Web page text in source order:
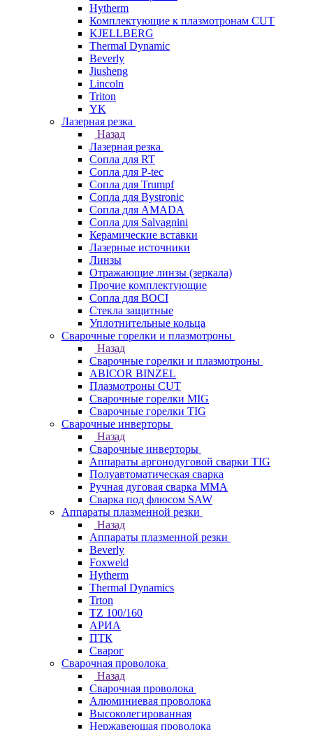
Hytherm
Комплектующие к плазмотронам CUT
KJELLBERG
Thermal Dynamic
Beverly
Jiusheng
Lincoln
Triton
YK
Лазерная резка
Назад
Лазерная резка
Сопла для RT
Сопла для P-tec
Сопла для Trumpf
Сопла для Bystronic
Сопла для AMADA
Сопла для Salvagnini
Керамические вставки
Лазерные источники
Линзы
Отражающие линзы (зеркала)
Прочие комплектующие
Сопла для BOCI
Стекла защитные
Уплотнительные кольца
Сварочные горелки и плазмотроны
Назад
Сварочные горелки и плазмотроны
ABICOR BINZEL
Плазмотроны CUT
Сварочные горелки MIG
Сварочные горелки TIG
Сварочные инверторы
Назад
Сварочные инверторы
Аппараты аргонодуговой сварки TIG
Полуавтоматическая сварка
Ручная дуговая сварка MMA
Сварка под флюсом SAW
Аппараты плазменной резки
Назад
Аппараты плазменной резки
Beverly
Foxweld
Hytherm
Thermal Dynamics
Trton
TZ 100/160
АРИА
ПТК
Сварог
Сварочная проволока
Назад
Сварочная проволока
Алюминиевая проволока
Высоколегированная
Нержавеющая проволока